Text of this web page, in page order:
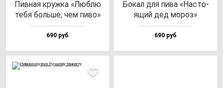
Пив­ная круж­ка «Люб­лю
те­бя боль­ше, чем пи­во»
690 руб
Бокал для пи­ва «Нас­то­
ящий дед мо­роз»
690 руб